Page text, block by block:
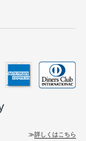
詳しくはこちら